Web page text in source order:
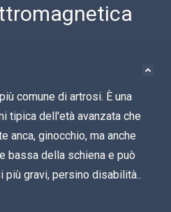
comune di artrosi. È una
tipica dell'età avanzata che
anca, ginocchio, ma anche
bassa della schiena e può
più gravi, persino disabilità..